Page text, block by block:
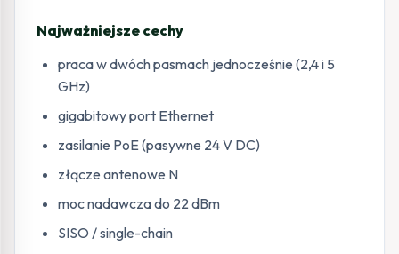
Najważniejsze cechy
praca w dwóch pasmach jednocześnie (2,4 i 5
GHz)
gigabitowy port Ethernet
zasilanie PoE (pasywne 24 V DC)
złącze antenowe N
moc nadawcza do 22 dBm
SISO / single-chain